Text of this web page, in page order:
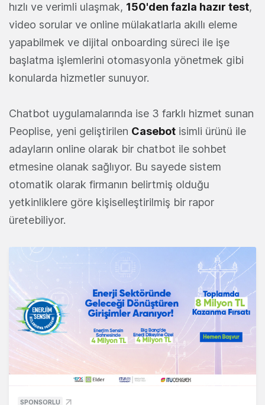
hızlı ve verimli ulaşmak, 150'den fazla hazır test,
video sorular ve online mülakatlarla akıllı eleme
yapabilmek ve dijital onboarding süreci ile işe
başlatma işlemlerini otomasyonla yönetmek gibi
konularda hizmetler sunuyor.
Chatbot uygulamalarında ise 3 farklı hizmet sunan
Peoplise, yeni geliştirilen Casebot isimli ürünü ile
adayların online olarak bir chatbot ile sohbet
etmesine olanak sağlıyor. Bu sayede sistem
otomatik olarak firmanın belirtmiş olduğu
yetkinliklere göre kişiselleştirilmiş bir rapor
üretebiliyor.
SPONSORLU